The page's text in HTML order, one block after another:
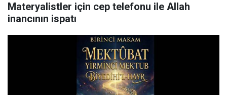
Materyalistler için cep telefonu ile Allah
inancının ispatı